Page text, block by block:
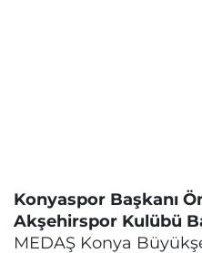
Konyaspor Başkanı
Akşehirspor Kulübü
MEDAŞ Konya